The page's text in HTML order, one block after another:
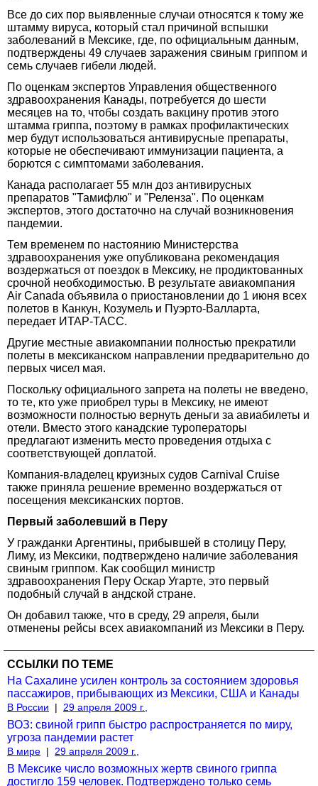
Все до сих пор выявленные случаи относятся к тому же
штамму вируса, который стал причиной вспышки
заболеваний в Мексике, где, по официальным данным,
подтверждены 49 случаев заражения свиным гриппом и
семь случаев гибели людей.
По оценкам экспертов Управления общественного
здравоохранения Канады, потребуется до шести
месяцев на то, чтобы создать вакцину против этого
штамма гриппа, поэтому в рамках профилактических
мер будут использоваться антивирусные препараты,
которые не обеспечивают иммунизации пациента, а
борются с симптомами заболевания.
Канада располагает 55 млн доз антивирусных
препаратов "Тамифлю" и "Реленза". По оценкам
экспертов, этого достаточно на случай возникновения
пандемии.
Тем временем по настоянию Министерства
здравоохранения уже опубликована рекомендация
воздержаться от поездок в Мексику, не продиктованных
срочной необходимостью. В результате авиакомпания
Air Canada объявила о приостановлении до 1 июня всех
полетов в Канкун, Козумель и Пуэрто-Валларта,
передает ИТАР-ТАСС.
Другие местные авиакомпании полностью прекратили
полеты в мексиканском направлении предварительно до
первых чисел мая.
Поскольку официального запрета на полеты не введено,
то те, кто уже приобрел туры в Мексику, не имеют
возможности полностью вернуть деньги за авиабилеты и
отели. Вместо этого канадские туроператоры
предлагают изменить место проведения отдыха с
соответствующей доплатой.
Компания-владелец круизных судов Carnival Cruise
также приняла решение временно воздержаться от
посещения мексиканских портов.
Первый заболевший в Перу
У гражданки Аргентины, прибывшей в столицу Перу,
Лиму, из Мексики, подтверждено наличие заболевания
свиным гриппом. Как сообщил министр
здравоохранения Перу Оскар Угарте, это первый
подобный случай в андской стране.
Он добавил также, что в среду, 29 апреля, были
отменены рейсы всех авиакомпаний из Мексики в Перу.
ССЫЛКИ ПО ТЕМЕ
На Сахалине усилен контроль за состоянием здоровья
пассажиров, прибывающих из Мексики, США и Канады
В России | 29 апреля 2009 г.,
ВОЗ: свиной грипп быстро распространяется по миру,
угроза пандемии растет
В мире | 29 апреля 2009 г.,
В Мексике число возможных жертв свиного гриппа
достигло 159 человек. Подтверждено только семь